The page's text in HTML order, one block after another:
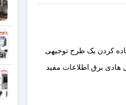
کردن یک طرح توجیهی
هادی برق اطلاعات مفید